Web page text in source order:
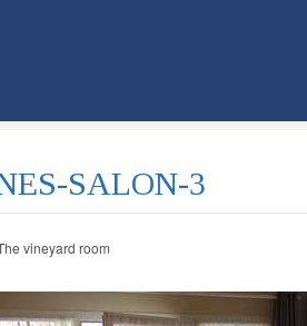
SALON-3
vineyard room